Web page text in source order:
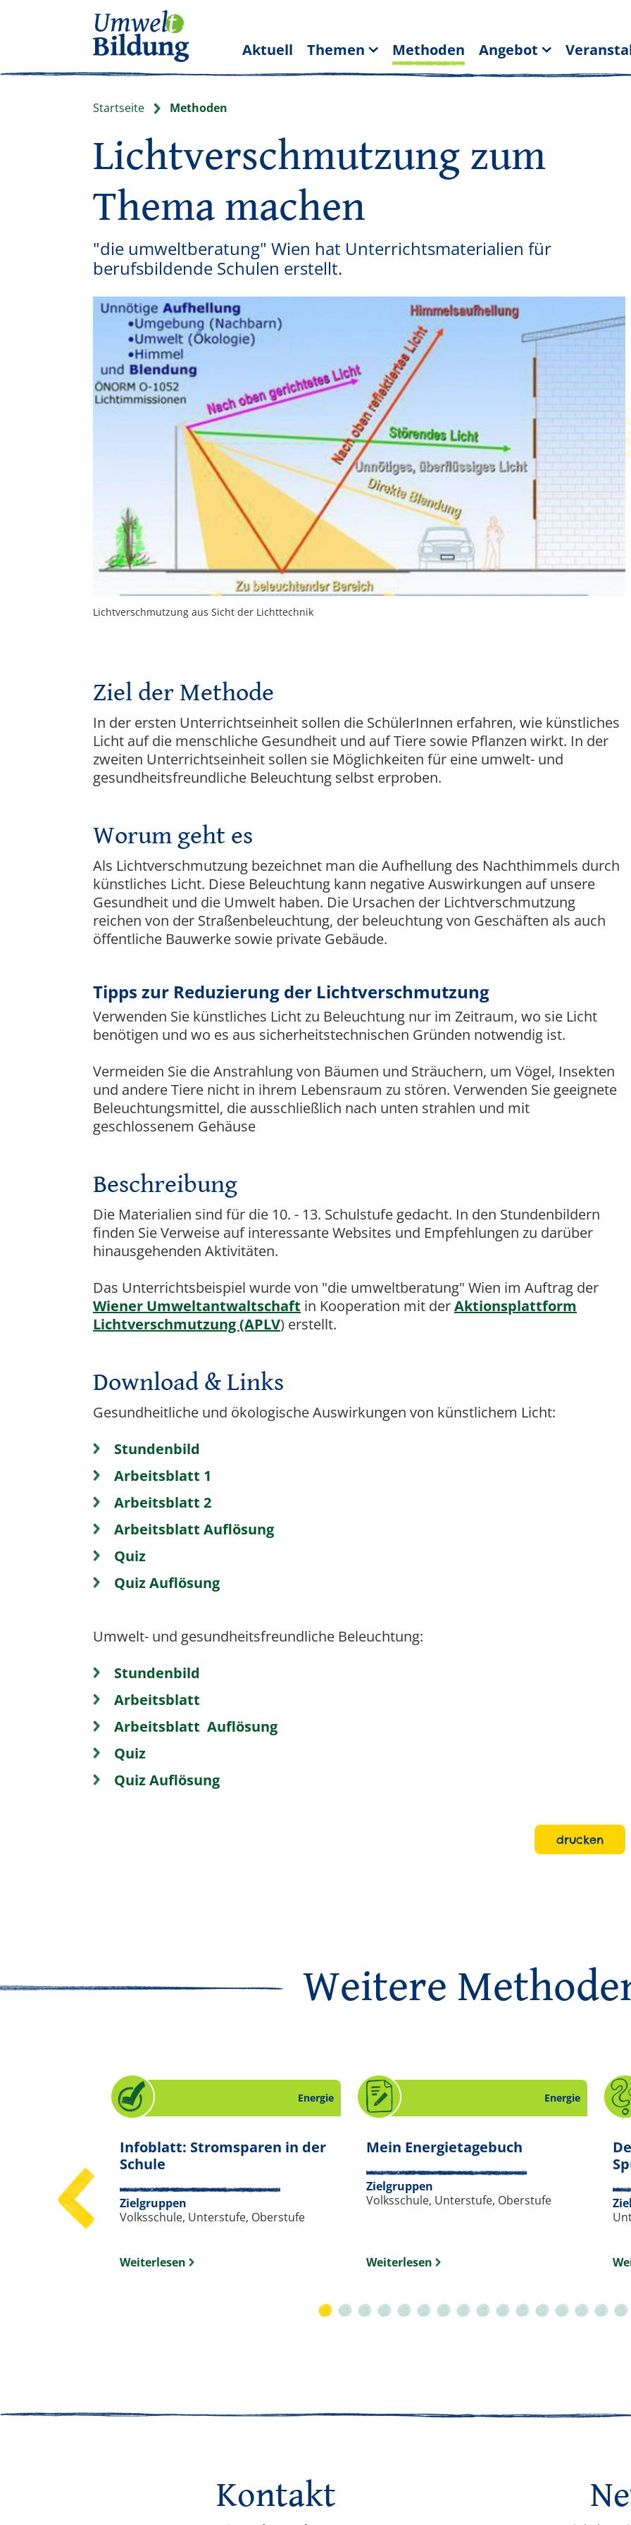
Aktuell Themen Methoden Angebot
Startseite Methoden
Lichtverschmutzung zum
Thema machen
"die umweltberatung" Wien hat Unterrichtsmaterialien für
berufsbildende Schulen erstellt.
Dipl. Ing. Dr. Nikolaus Thiemann
Lichtverschmutzung aus Sicht der Lichttechnik
Ziel der Methode
In der ersten Unterrichtseinheit sollen die SchülerInnen erfahren, wie künstliches
Licht auf die menschliche Gesundheit und auf Tiere sowie Pflanzen wirkt. In der
zweiten Unterrichtseinheit sollen sie Möglichkeiten für eine umwelt- und
gesundheitsfreundliche Beleuchtung selbst erproben.
Worum geht es
Als Lichtverschmutzung bezeichnet man die Aufhellung des Nachthimmels durch
künstliches Licht. Diese Beleuchtung kann negative Auswirkungen auf unsere
Gesundheit und die Umwelt haben. Die Ursachen der Lichtverschmutzung
reichen von der Straßenbeleuchtung, der beleuchtung von Geschäften als auch
öffentliche Bauwerke sowie private Gebäude.
Tipps zur Reduzierung der Lichtverschmutzung
Verwenden Sie künstliches Licht zu Beleuchtung nur im Zeitraum, wo sie Licht
benötigen und wo es aus sicherheitstechnischen Gründen notwendig ist.
Vermeiden Sie die Anstrahlung von Bäumen und Sträuchern, um Vögel, Insekten
und andere Tiere nicht in ihrem Lebensraum zu stören. Verwenden Sie geeignete
Beleuchtungsmittel, die ausschließlich nach unten strahlen und mit
geschlossenem Gehäuse
Beschreibung
Die Materialien sind für die 10. - 13. Schulstufe gedacht. In den Stundenbildern
finden Sie Verweise auf interessante Websites und Empfehlungen zu darüber
hinausgehenden Aktivitäten.
Das Unterrichtsbeispiel wurde von "die umweltberatung" Wien im Auftrag der
Wiener Umweltantwaltschaft in Kooperation mit derAktionsplattform
Lichtverschmutzung (APLV) erstellt.
Download & Links
Gesundheitliche und ökologische Auswirkungen von künstlichem Licht:
Stundenbild
Arbeitsblatt 1
Arbeitsblatt 2
Arbeitsblatt Auflösung
Quiz
Quiz Auflösung
Umwelt- und gesundheitsfreundliche Beleuchtung:
Stundenbild
Arbeitsblatt
Arbeitsblatt Auflösung
Quiz
Quiz Auflösung
drucken
Weitere
zum Thema Energie. Slide 14 von 16.
Energie
Infoblatt: Stromsparen in der
Schule
Zielgruppen
Volksschule, Unterstufe, Oberstufe
Weiterlesen
Energie
Mein Energietagebuch . Arbeitsblatt
Zielgruppen
Volksschule, Unterstufe, Oberstufe
Weiterlesen
Kontakt